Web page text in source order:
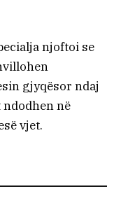
njoftoi se
gjyqësor ndaj
ndodhen në
vjet.